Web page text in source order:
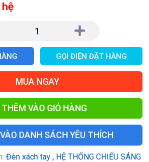
GỌI ĐIỆN ĐẶT HÀNG
MUA NGAY
THÊM VÀO GIỎ HÀNG
DANH SÁCH YÊU THÍCH
Đèn xách tay , HỆ THỐNG CHIẾU SÁNG